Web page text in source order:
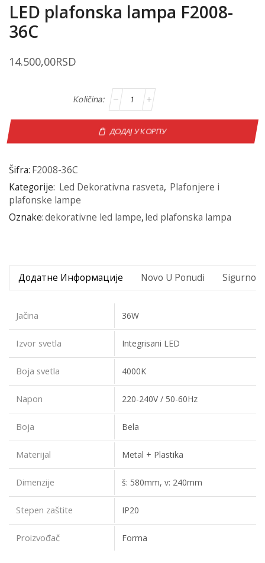
LED plafonska lampa F2008-
36C
14.500,00RSD
ДОДАЈ У КОРПУ
Šifra: F2008-36C
Kategorije: Led Dekorativna rasveta, Plafonjere i
plafonske lampe
Oznake:dekorativne led lampe,led plafonska lampa
Додатне Информације Novo U Ponudi Sigurno
Jačina 36W
Izvor svetla Integrisani LED
Boja svetla 4000K
Napon 220-240V / 50-60Hz
Boja Bela
Materijal Metal + Plastika
Dimenzije š: 580mm, v: 240mm
Stepen zaštite IP20
Proizvođač Forma